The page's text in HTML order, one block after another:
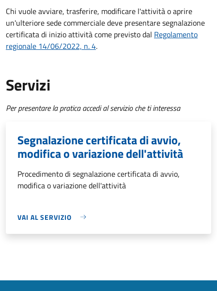
Chi vuole avviare, trasferire, modificare l'attivitào aprire
un'ulteriore sede commercialedeve presentare segnalazione
certificata di inizio attivitàcome previsto dal Regolamento
regionale 14/06/2022, n. 4.
Servizi
Per presentare la pratica accedi al servizio che ti interessa
Segnalazione certificata di avvio,
modifica o variazione dell'attività
Procedimento di segnalazione certificata di avvio,
modifica o variazione dell'attività
VAI AL SERVIZIO